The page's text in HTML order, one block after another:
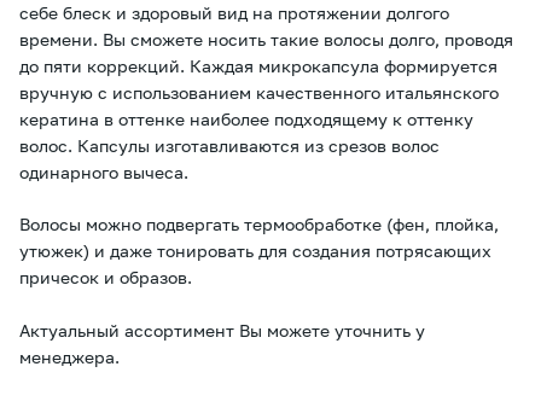
себе блеск и здоровый вид на протяжении долгого
времени. Вы сможете носить такие волосы долго, проводя
до пяти коррекций. Каждая микрокапсула формируется
вручную с использованием качественного итальянского
кератина в оттенке наиболее подходящему к оттенку
волос. Капсулы изготавливаются из срезов волос
одинарного вычеса.
Волосы можно подвергать термообработке (фен, плойка,
утюжек) и даже тонировать для создания потрясающих
причесок и образов.
Актуальный ассортимент Вы можете уточнить у
менеджера.